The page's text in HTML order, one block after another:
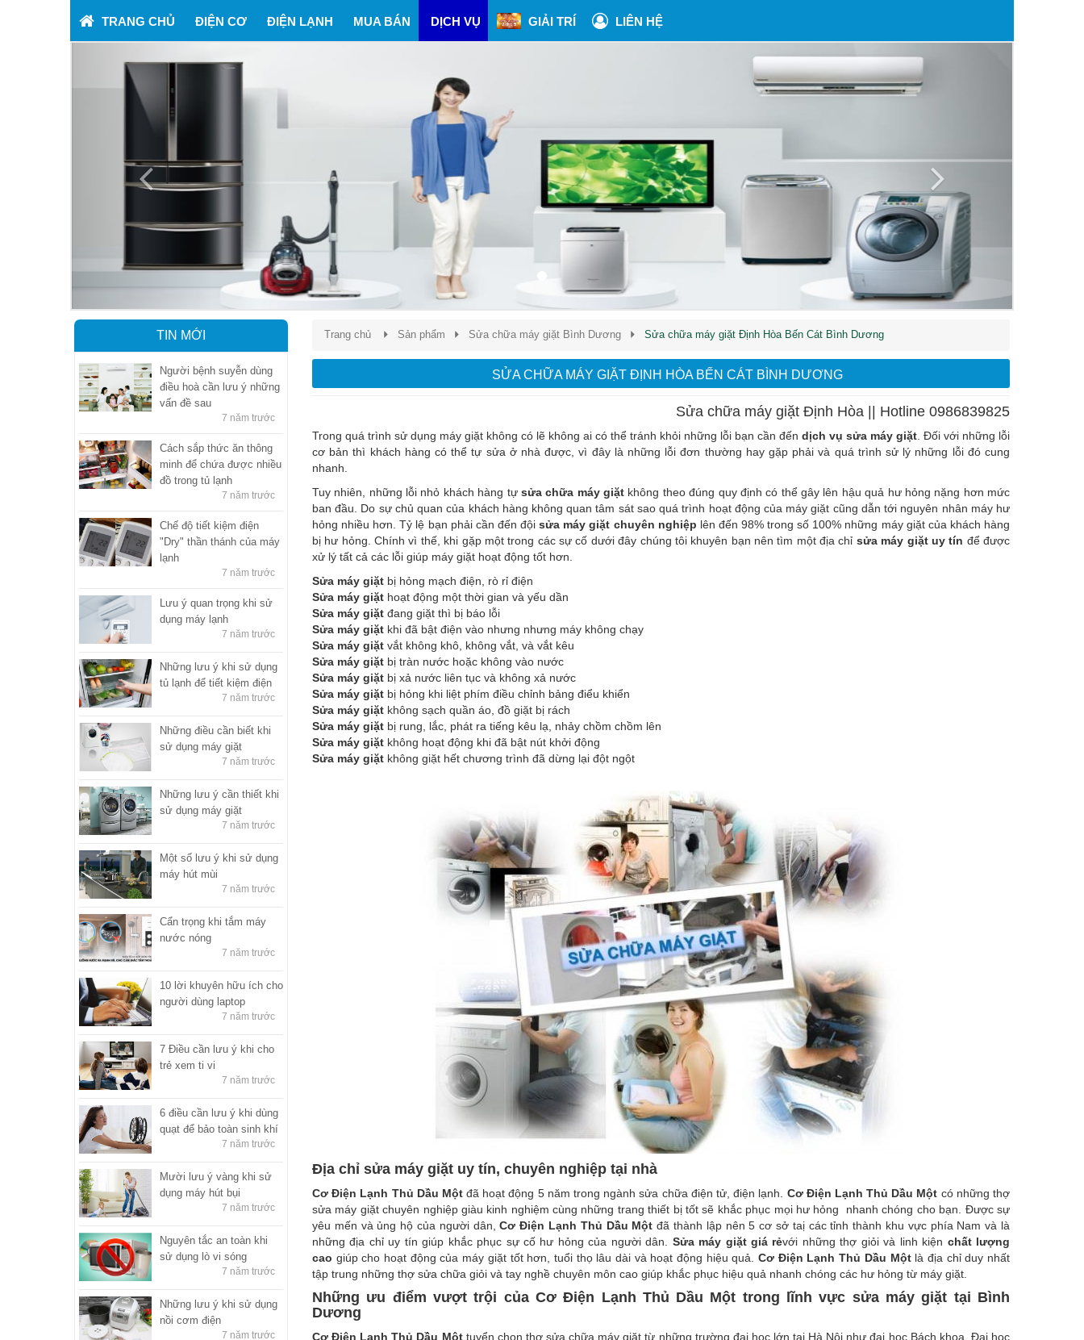
TRANG CHỦ ĐIỆN CƠ ĐIỆN LẠNH MUA BÁN DỊCH VỤ GIẢI TRÍ LIÊN HỆ
Trang chủ Sản phẩm Sửa chữa máy giặt Bình Dương Sửa chữa máy giặt Định Hòa Bến Cát Bình Dương
SỬA CHỮA MÁY GIẶT ĐỊNH HÒA BẾN CÁT BÌNH DƯƠNG
Sửa chữa máy giặt Định Hòa || Hotline 0986839825
Trong quá trình sử dụng máy giặt không có lẽ không ai có thể tránh khỏi những lỗi bạn cần đến dịch vụ sửa máy giặt . Đối với những lỗi
cơ bản thì khách hàng có thể tự sửa ở nhà được, vì đây là những lỗi đơn thường hay gặp phải và quá trình sử lý những lỗi đó cung
nhanh.
Tuy nhiên, những lỗi nhỏ khách hàng tự sửa chữa máy giặt không theo đúng quy định có thể gây lên hậu quả hư hỏng nặng hơn mức
ban đầu. Do sự chủ quan của khách hàng không quan tâm sát sao quá trình hoạt động của máy giặt cũng dẫn tới nguyên nhân máy hư
hỏng nhiều hơn. Tỷ lệ bạn phải cần đến độisửa máy giặt chuyên nghiệp lên đến 98% trong số 100% những máy giặt của khách hàng
bị hư hỏng. Chính vì thế, khi gặp một trong các sự cố dưới đây chúng tôi khuyên bạn nên tìm một địa chỉ sửa máy giặt uy tín để được
xử lý tất cả các lỗi giúp máy giặt hoạt động tốt hơn.
Sửa máy giặt bị hỏng mạch điện, rò rỉ điện
Sửa máy giặt hoạt động một thời gian và yếu dần
Sửa máy giặt đang giặt thì bị báo lỗi
Sửa máy giặt khi đã bật điện vào nhưng nhưng máy không chạy
Sửa máy giặt vắt không khô, không vắt, và vắt kêu
Sửa máy giặt bị tràn nước hoặc không vào nước
Sửa máy giặt bị xả nước liên tục và không xả nước
Sửa máy giặt bị hỏng khi liệt phím điều chỉnh bảng điểu khiển
Sửa máy giặt không sạch quần áo, đồ giặt bị rách
Sửa máy giặt bị rung, lắc, phát ra tiếng kêu lạ, nhảy chồm chồm lên
Sửa máy giặt không hoạt động khi đã bật nút khởi động
Sửa máy giặt không giặt hết chương trình đã dừng lại đột ngột
Địa chỉ sửa máy giặt uy tín, chuyên nghiệp tại nhà
Cơ Điện Lạnh Thủ Dầu Mộtđã hoạt động 5 năm trong ngành sửa chữa điện tử, điện lạnh. Cơ Điện Lạnh Thủ Dầu Một có những thợ
sửa máy giặt chuyên nghiệp giàu kinh nghiệm cùng những trang thiết bị tốt sẽ khắc phục mọi hư hỏng nhanh chóng cho bạn. Được sự
yêu mến và ủng hộ của người dân,Cơ Điện Lạnh Thủ Dầu Mộtđã thành lập nên 5 cơ sở taị các tỉnh thành khu vực phía Nam và là
những địa chỉ uy tín giúp khắc phục sự cố hư hỏng của người dân. Sửa máy giặt giá rẻvới những thợ giỏi và linh kiện chất lượng
cao giúp cho hoạt động của máy giặt tốt hơn, tuổi thọ lâu dài và hoạt động hiệu quả.Cơ Điện Lạnh Thủ Dầu Một là địa chỉ duy nhất
tập trung những thợ sửa chữa giỏi và tay nghề chuyên môn cao giúp khắc phục hiệu quả nhanh chóng các hư hỏng từ máy giặt.
Những ưu điểm vượt trội của Cơ Điện Lạnh Thủ Dầu Một trong lĩnh vực sửa máy giặt tại Bình
Dương
Cơ Điện Lạnh Thủ Dầu Một tuyển chọn thợ sửa chữa máy giặt từ những trường đại học lớn tại Hà Nội như đại học Bách khoa, Đại học
TIN MỚI
Người bệnh suyễn dùng
điều hoà cần lưu ý những
vấn đề sau
7 năm trước
Cách sắp thức ăn thông
minh để chứa được nhiều
đồ trong tủ lạnh
7 năm trước
Chế độ tiết kiệm điện
"Dry" thần thánh của máy
lạnh
7 năm trước
Lưu ý quan trọng khi sử
dụng máy lạnh
7 năm trước
Những lưu ý khi sử dụng
tủ lạnh để tiết kiệm điện
7 năm trước
Những điều cần biết khi
sử dụng máy giặt
7 năm trước
Những lưu ý cần thiết khi
sử dụng máy giặt
7 năm trước
Một số lưu ý khi sử dụng
máy hút mùi
7 năm trước
Cẩn trọng khi tắm máy
nước nóng
7 năm trước
10 lời khuyên hữu ích cho
người dùng laptop
7 năm trước
7 Điều cần lưu ý khi cho
trẻ xem ti vi
7 năm trước
6 điều cần lưu ý khi dùng
quạt để bảo toàn sinh khí
7 năm trước
Mười lưu ý vàng khi sử
dụng máy hút bụi
7 năm trước
Nguyên tắc an toàn khi
sử dụng lò vi sóng
7 năm trước
Những lưu ý khi sử dụng
nồi cơm điện
7 năm trước